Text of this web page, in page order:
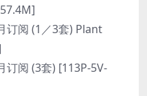
订阅 (1／3套) Plant
订阅 (3套) [113P-5V-